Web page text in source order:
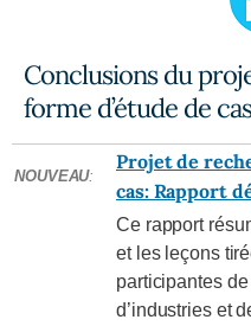
Conclusions du
forme d’étude de cas
NOUVEAU:
Projet de
cas: Rapport
Ce rapport
et les leçons
participantes
d’industries et